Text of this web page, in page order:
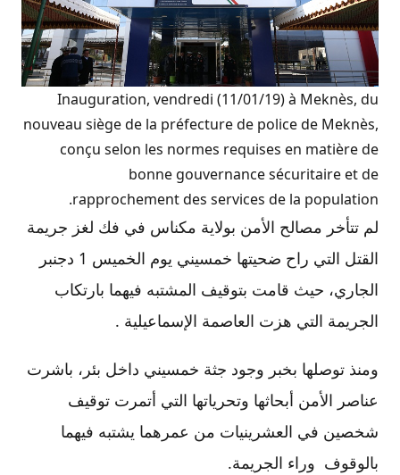
Inauguration, vendredi (11/01/19) à Meknès, du
nouveau siège de la préfecture de police de Meknès,
conçu selon les normes requises en matière de
bonne gouvernance sécuritaire et de
rapprochement des services de la population.
لم تتأخر مصالح الأمن بولاية مكناس في فك لغز جريمة
القتل التي راح ضحيتها خمسيني يوم الخميس 1 دجنبر
الجاري، حيث قامت بتوقيف المشتبه فيهما بارتكاب
الجريمة التي هزت العاصمة الإسماعيلية .
ومنذ توصلها بخبر وجود جثة خمسيني داخل بئر، باشرت
عناصر الأمن أبحاثها وتحرياتها التي أتمرت توقيف
شخصين في العشرينيات من عمرهما يشتبه فيهما
بالوقوف وراء الجريمة.